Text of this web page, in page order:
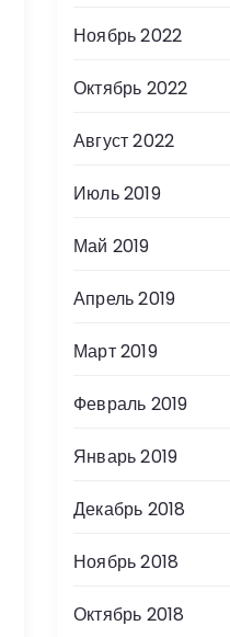
Ноябрь 2022
Октябрь 2022
Август 2022
Июль 2019
Май 2019
Апрель 2019
Март 2019
Февраль 2019
Январь 2019
Декабрь 2018
Ноябрь 2018
Октябрь 2018